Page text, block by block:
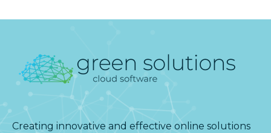
Creating innovative and effective online solutions